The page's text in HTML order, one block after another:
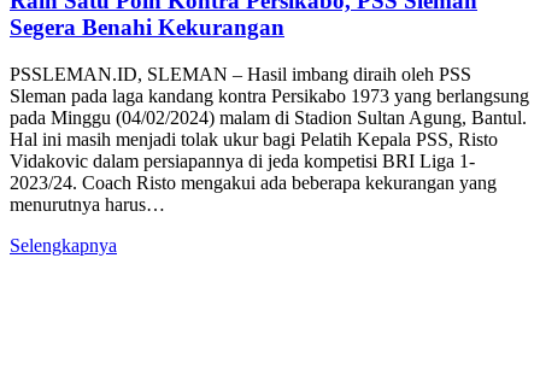
Segera Benahi Kekurangan
PSSLEMAN.ID, SLEMAN – Hasil imbang diraih oleh PSS
Sleman pada laga kandang kontra Persikabo 1973 yang berlangsung
pada Minggu (04/02/2024) malam di Stadion Sultan Agung, Bantul.
Hal ini masih menjadi tolak ukur bagi Pelatih Kepala PSS, Risto
Vidakovic dalam persiapannya di jeda kompetisi BRI Liga 1-
2023/24. Coach Risto mengakui ada beberapa kekurangan yang
menurutnya harus…
Selengkapnya